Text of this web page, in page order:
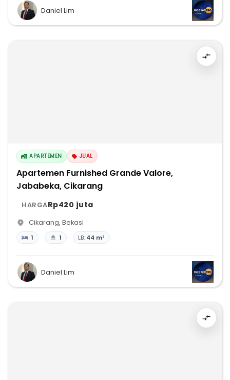
Daniel Lim
APARTEMEN JUAL
Apartemen Furnished Grande Valore,
Jababeka, Cikarang
HARGARp420 juta
Cikarang, Bekasi
1 1 LB: 44 m²
Daniel Lim